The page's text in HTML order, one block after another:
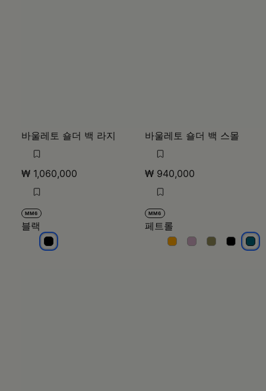
바울레토 숄더 백 라지
₩ 1,060,000
MM6
블랙
블랙
바울레토 숄더 백 스몰
₩ 940,000
MM6
페트롤
페트롤페트롤페트롤페트롤
페